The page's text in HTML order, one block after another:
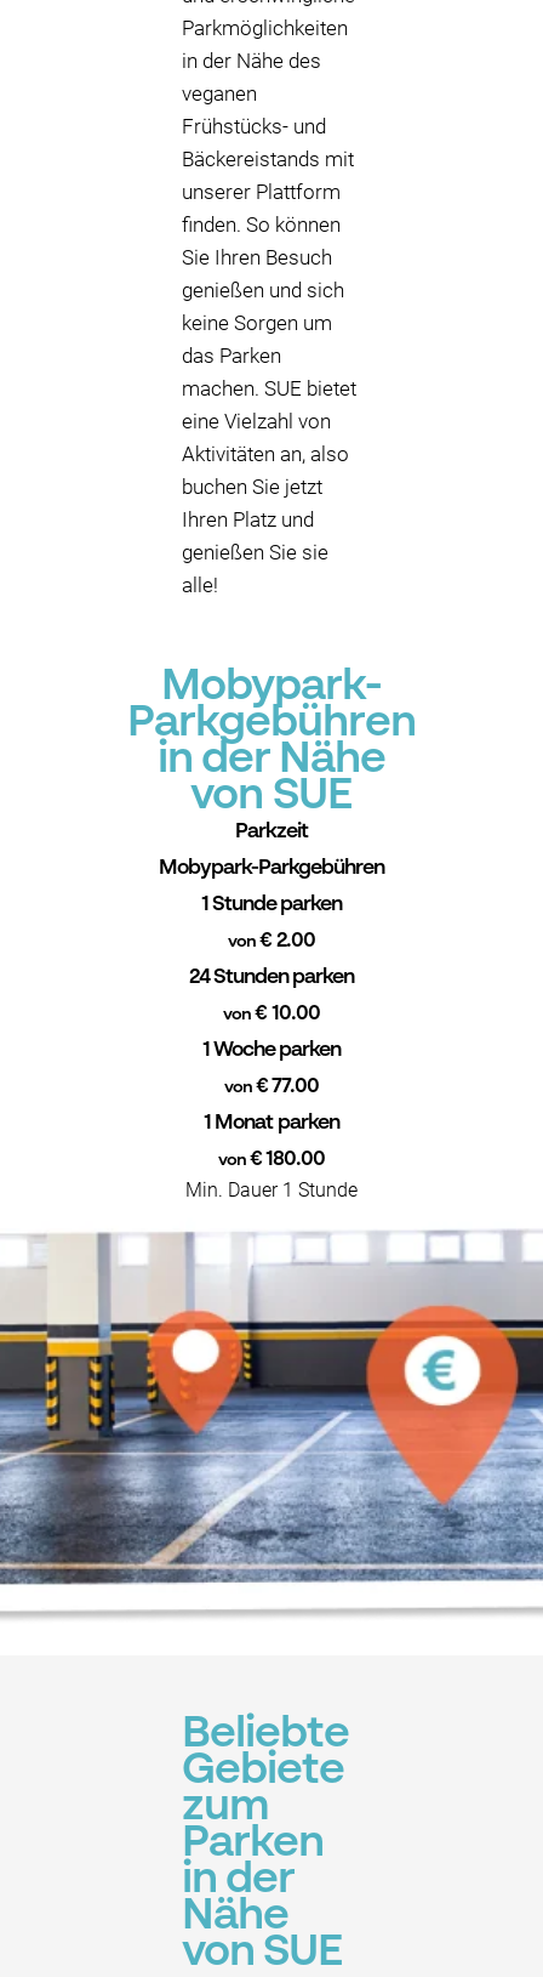
Parkmöglichkeiten
in der Nähe des
veganen
Frühstücks- und
Bäckereistands mit
unserer Plattform
finden. So können
Sie Ihren Besuch
genießen und sich
keine Sorgen um
das Parken
machen. SUE bietet
eine Vielzahl von
Aktivitäten an, also
buchen Sie jetzt
Ihren Platz und
genießen Sie sie
alle!
Mobypark-
Parkgebühren
in der Nähe
von SUE
Parkzeit
Mobypark-Parkgebühren
1 Stunde parken
von € 2.00
24 Stunden parken
von € 10.00
1 Woche parken
von€ 77.00
1 Monat parken
von€ 180.00
Min. Dauer 1 Stunde
Beliebte
Gebiete
zum
Parken
in der
Nähe
von SUE